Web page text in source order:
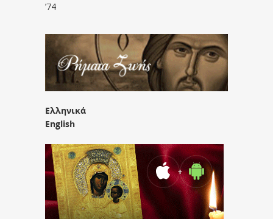
’74
Ελληνικά
English